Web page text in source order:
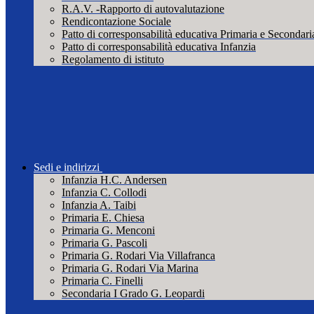
R.A.V. -Rapporto di autovalutazione
Rendicontazione Sociale
Patto di corresponsabilità educativa Primaria e
Patto di corresponsabilità educativa Infanzia
Regolamento di istituto
Sedi e indirizzi
Infanzia H.C. Andersen
Infanzia C. Collodi
Infanzia A. Taibi
Primaria E. Chiesa
Primaria G. Menconi
Primaria G. Pascoli
Primaria G. Rodari Via Villafranca
Primaria G. Rodari Via Marina
Primaria C. Finelli
Secondaria I Grado G. Leopardi